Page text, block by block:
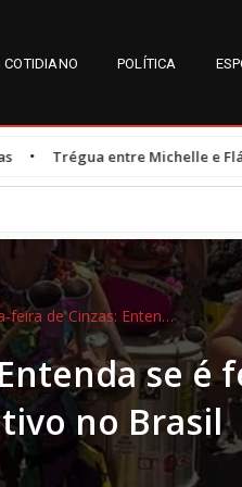
COTIDIANO POLÍTICA
e Flávio Bolsonaro é
Quarta-feira de Cinzas: Entenda se é feriado ou ponto facultativo no Brasil
se é
no Brasil